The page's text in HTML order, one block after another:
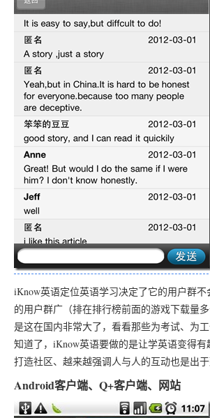
iKnow英语定位英语学习决定了它的用户群不
的用户群广（排在排行榜前面的游戏下载量
是这在国内非常大了，看看那些为考试、为
知道了，iKnow英语要做的是让学英语变得有
打造社区、越来越强调人与人的互动也是出于
Android客户端、Q+客户端、网站